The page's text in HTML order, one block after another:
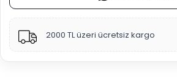
2000 TL üzeri ücretsiz kargo